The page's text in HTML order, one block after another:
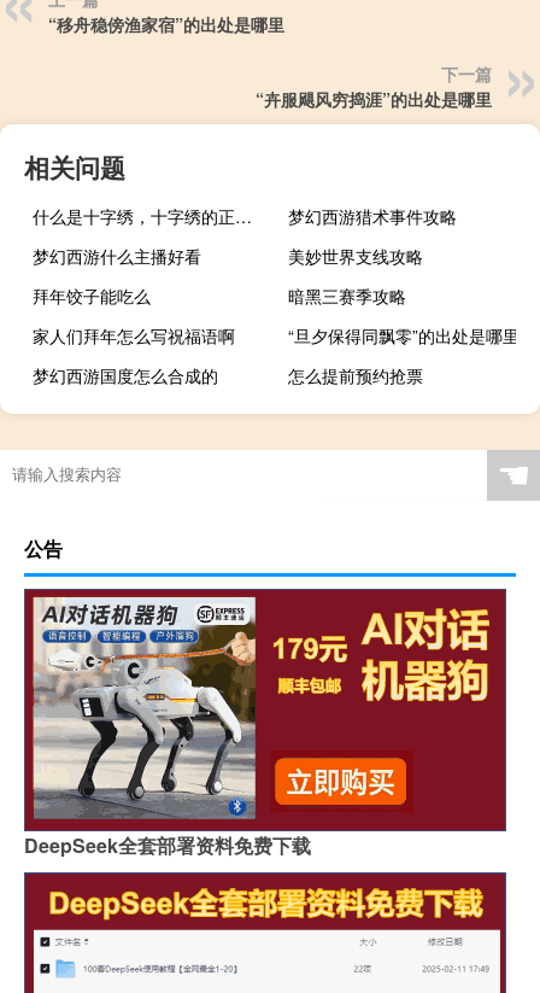
“移舟稳傍渔家宿”的出处是哪里
下一篇
“卉服飓风穷捣涯”的出处是哪里
相关问题
什么是十字绣，十字绣的正确绣法是怎样绣的？
梦幻西游猎术事件攻略
梦幻西游什么主播好看
美妙世界支线攻略
拜年饺子能吃么
暗黑三赛季攻略
家人们拜年怎么写祝福语啊
“旦夕保得同飘零”的出处是哪里
梦幻西游国度怎么合成的
怎么提前预约抢票
徐州可以逛街吗冬天
☚
公告
DeepSeek全套部署资料免费下载